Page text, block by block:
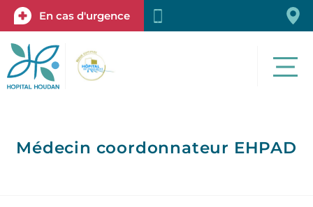
En cas d'urgence
Médecin coordonnateur EHPAD